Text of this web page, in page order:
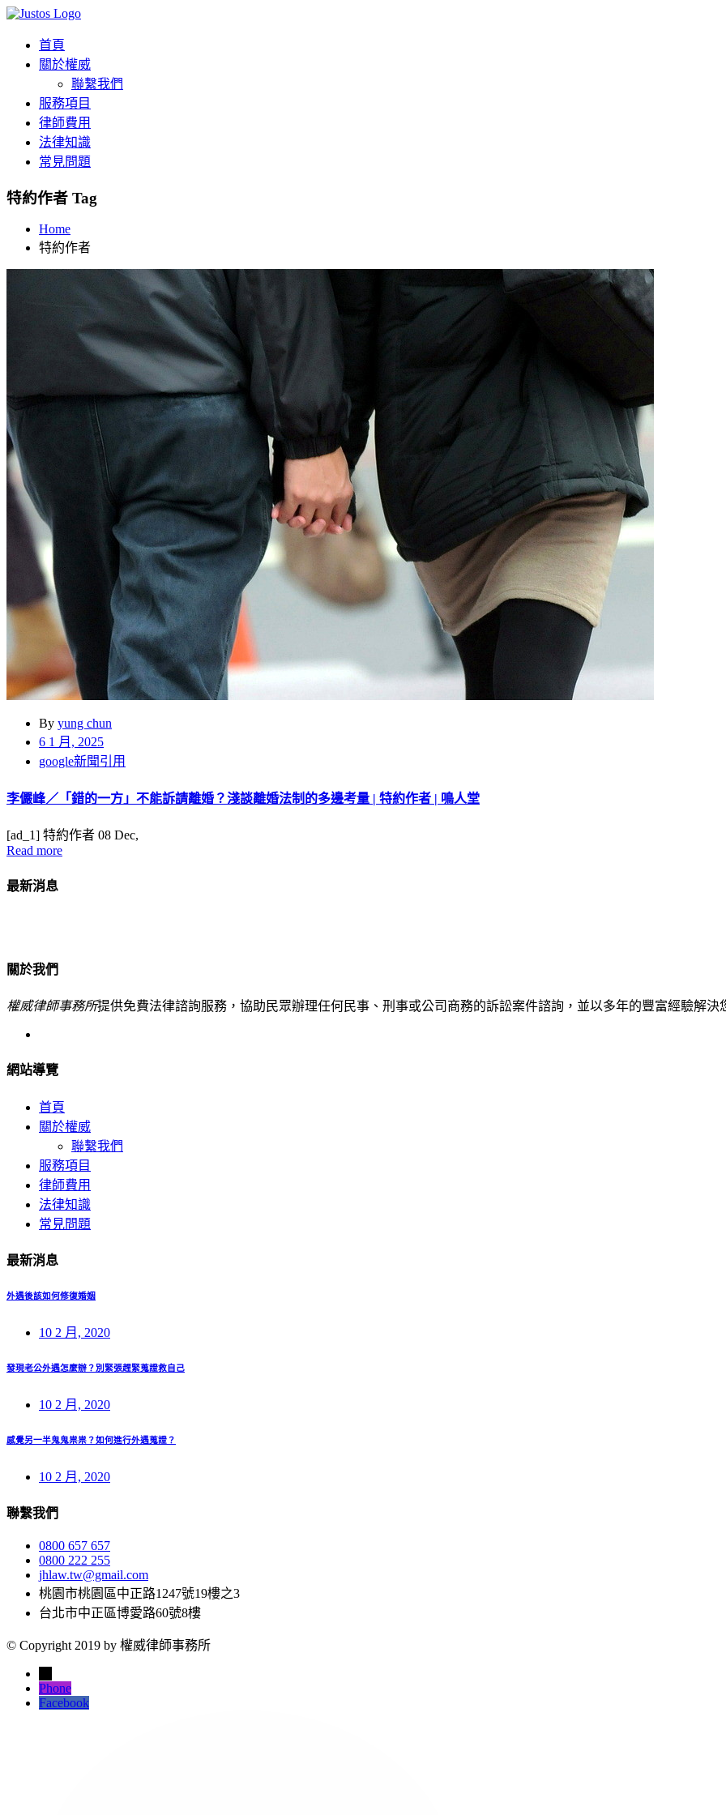
首頁
關於權威
聯繫我們
服務項目
律師費用
法律知識
常見問題
特約作者 Tag
Home
特約作者
By yung chun
6 1 月, 2025
google新聞引用
李儼峰／「錯的一方」不能訴請離婚？淺談離婚法制的多邊考量 | 特約作者 | 鳴人堂
[ad_1] 特約作者 08 Dec,
Read more
最新消息
關於我們
權威律師事務所提供免費法律諮詢服務，協助民眾辦理任何民事、刑事或公司商務的訴訟案件諮詢，並以多年的豐富經驗解決
網站導覽
首頁
關於權威
聯繫我們
服務項目
律師費用
法律知識
常見問題
最新消息
外遇後該如何修復婚姻
10 2 月, 2020
發現老公外遇怎麼辦？別緊張趕緊蒐證救自己
10 2 月, 2020
感覺另一半鬼鬼祟祟？如何進行外遇蒐證？
10 2 月, 2020
聯繫我們
0800 657 657
0800 222 255
jhlaw.tw@gmail.com
桃園市桃園區中正路1247號19樓之3
台北市中正區博愛路60號8樓
© Copyright 2019 by 權威律師事務所
Phone
Facebook